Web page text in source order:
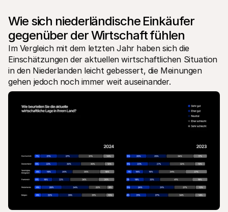
Wie sich niederländische Einkäufer
gegenüber der Wirtschaft fühlen
Im Vergleich mit dem letzten Jahr haben sich die
Einschätzungen der aktuellen wirtschaftlichen Situation
in den Niederlanden leicht gebessert, die Meinungen
gehen jedoch noch immer weit auseinander.